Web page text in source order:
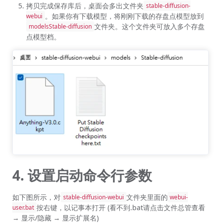
拷贝完成保存库后，桌面会多出文件夹 stable-diffusion-
webui 。如果你有下载模型，将刚刚下载的存盘点模型放到
modelsStable-diffusion 文件夹。这个文件夹可放入多个存盘
点模型档。
4. 设置启动命令行参数
如下图所示，对 stable-diffusion-webui 文件夹里面的 webui-
user.bat 按右键，以记事本打开 (看不到.bat请点击文件总管查看
→ 显示/隐藏 → 显示扩展名)